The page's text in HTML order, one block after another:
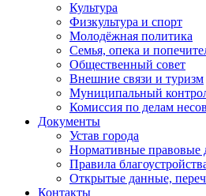
Культура
Физкультура и спорт
Молодёжная политика
Семья, опека и
Общественный совет
Внешние связи и туризм
Муниципальный
Комиссия по делам
Документы
Устав города
Нормативные правовые
Правила
Открытые данные,
Контакты